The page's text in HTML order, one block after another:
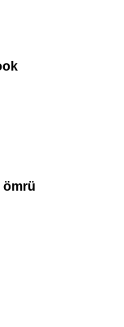
ömrü